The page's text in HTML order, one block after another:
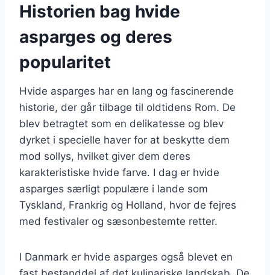
Historien bag hvide
asparges og deres
popularitet
Hvide asparges har en lang og fascinerende
historie, der går tilbage til oldtidens Rom. De
blev betragtet som en delikatesse og blev
dyrket i specielle haver for at beskytte dem
mod sollys, hvilket giver dem deres
karakteristiske hvide farve. I dag er hvide
asparges særligt populære i lande som
Tyskland, Frankrig og Holland, hvor de fejres
med festivaler og sæsonbestemte retter.
I Danmark er hvide asparges også blevet en